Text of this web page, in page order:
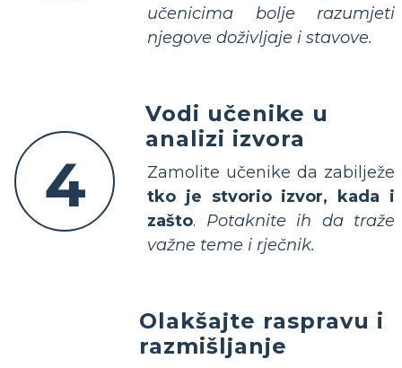
učenicima bolje razumjeti
njegove doživljaje i stavove.
4
Vodi učenike u
analizi izvora
Zamolite učenike da zabilježe
tko je stvorio izvor, kada i
zašto. Potaknite ih da traže
važne teme i rječnik.
Olakšajte raspravu i
razmišljanje